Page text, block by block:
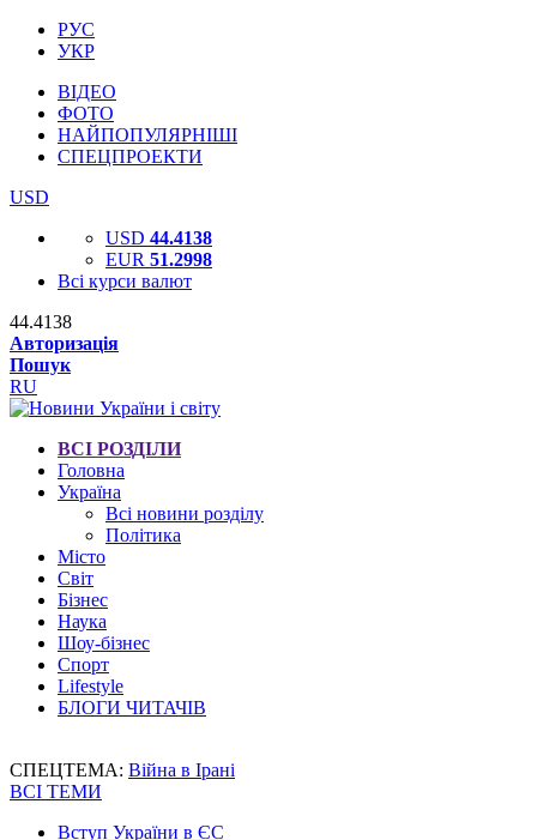
РУС
УКР
ВІДЕО
ФОТО
НАЙПОПУЛЯРНІШІ
СПЕЦПРОЕКТИ
USD
USD 44.4138
EUR 51.2998
Всі курси валют
44.4138
Авторизація
Пошук
RU
ВСІ РОЗДІЛИ
Головна
Україна
Всі новини розділу
Політика
Місто
Світ
Бізнес
Наука
Шоу-бізнес
Спорт
Lifestyle
БЛОГИ ЧИТАЧІВ
СПЕЦТЕМА: Війна в Ірані
ВСІ ТЕМИ
Вступ України в ЄС